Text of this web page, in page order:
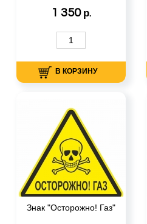
1 350 р.
В КОРЗИНУ
Знак "Осторожно! Газ"